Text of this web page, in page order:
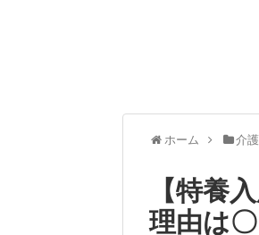
ホーム 介
【特養
理由は